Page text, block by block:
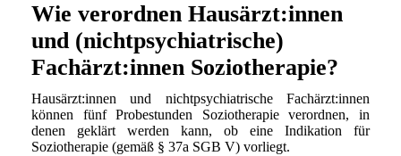
Wie verordnen Hausärzt:innen
und (nichtpsychiatrische)
Fachärzt:innen Soziotherapie?
Hausärzt:innen und nichtpsychiatrische Fachärzt:innen
können fünf Probestunden Soziotherapie verordnen, in
denen geklärt werden kann, ob eine Indikation für
Soziotherapie (gemäß § 37a SGB V) vorliegt.